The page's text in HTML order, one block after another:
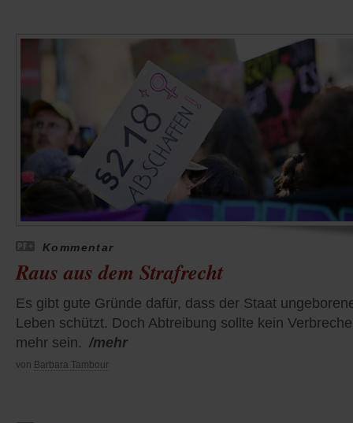
Kommentar
Raus aus dem Strafrecht
Es gibt gute Gründe dafür, dass der Staat
Leben schützt. Doch Abtreibung sollte kein
mehr sein. /mehr
von Barbara Tambour